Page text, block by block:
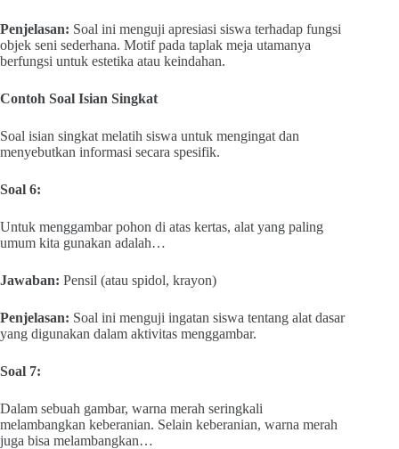
Penjelasan: Soal ini menguji apresiasi siswa terhadap fungsi
objek seni sederhana. Motif pada taplak meja utamanya
berfungsi untuk estetika atau keindahan.
Contoh Soal Isian Singkat
Soal isian singkat melatih siswa untuk mengingat dan
menyebutkan informasi secara spesifik.
Soal 6:
Untuk menggambar pohon di atas kertas, alat yang paling
umum kita gunakan adalah…
Jawaban: Pensil (atau spidol, krayon)
Penjelasan: Soal ini menguji ingatan siswa tentang alat dasar
yang digunakan dalam aktivitas menggambar.
Soal 7:
Dalam sebuah gambar, warna merah seringkali
melambangkan keberanian. Selain keberanian, warna merah
juga bisa melambangkan…